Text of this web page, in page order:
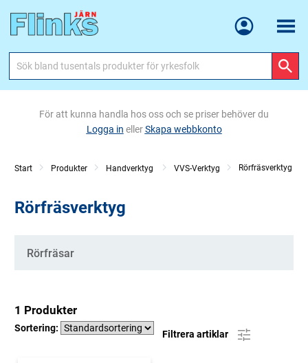
Meny
För att kunna handla hos oss och se priser behöver du
Logga in ellerSkapa webbkonto
Start Produkter Handverktyg VVS-Verktyg Rörfräsverktyg
Rörfräsverktyg
Kategorier
Rörfräsar
1 Produkter
Sortering:
Filtrera artiklar